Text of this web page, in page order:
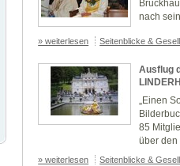
nach
» weiterlesen Seitenblicke &
Ausflug
„Einen
85
über den
» weiterlesen Seitenblicke &